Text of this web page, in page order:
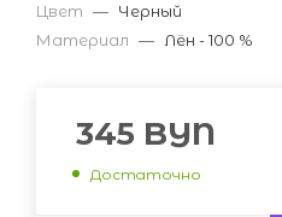
Цвет — Черный
Материал — Лён - 100 %
345 BYN
Достаточно